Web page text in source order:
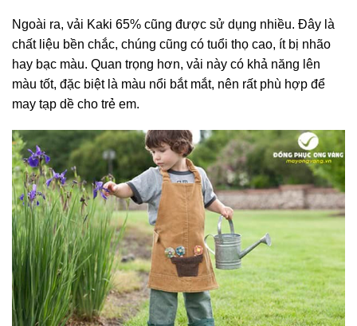
Ngoài ra, vải Kaki 65% cũng được sử dụng nhiều. Đây là
chất liệu bền chắc, chúng cũng có tuổi thọ cao, ít bị nhão
hay bạc màu. Quan trọng hơn, vải này có khả năng lên
màu tốt, đặc biệt là màu nổi bắt mắt, nên rất phù hợp để
may tạp dề cho trẻ em.